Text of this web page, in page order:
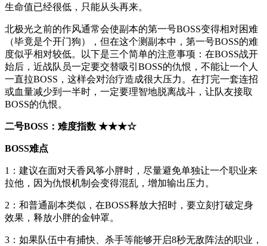
生命值已经很低，只能从头再来。
北极光之前的作风通常会使副本的第一号BOSS变得相对困难
（毕竟是个开门狗），但在这个测副本中，第一号BOSS的难
度似乎相对较低。以下是三个简单的注意事项：在BOSS战开
始后，近战队员一定要交替吸引BOSS的仇恨，不能让一个人
一直拉BOSS，这样会对治疗造成很大压力。在打完一套连招
或血量减少到一半时，一定要理智地脱离战斗，让队友接取
BOSS的仇恨。
二号BOSS：难度指数 ★★★☆
BOSS难点
1：建议在面对天香风筝小胖时，尽量避免单独让一个职业来
拉他，因为仇恨机制会变得混乱，增加输出压力。
2：和普通副本类似，在BOSS释放大招时，要立刻打破定身
效果，释放小胖的金钟罩。
3：如果队伍中有捕快、杀手等能够开启8秒无敌阵法的职业，